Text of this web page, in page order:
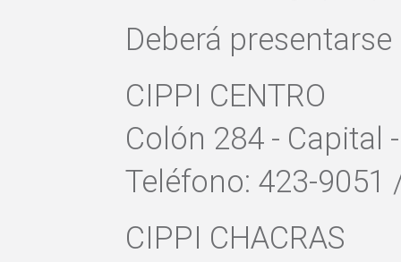
Deberá
CIPPI CENTRO
Colón 284 - Capital
Teléfono: 423-
CIPPI CHACRAS